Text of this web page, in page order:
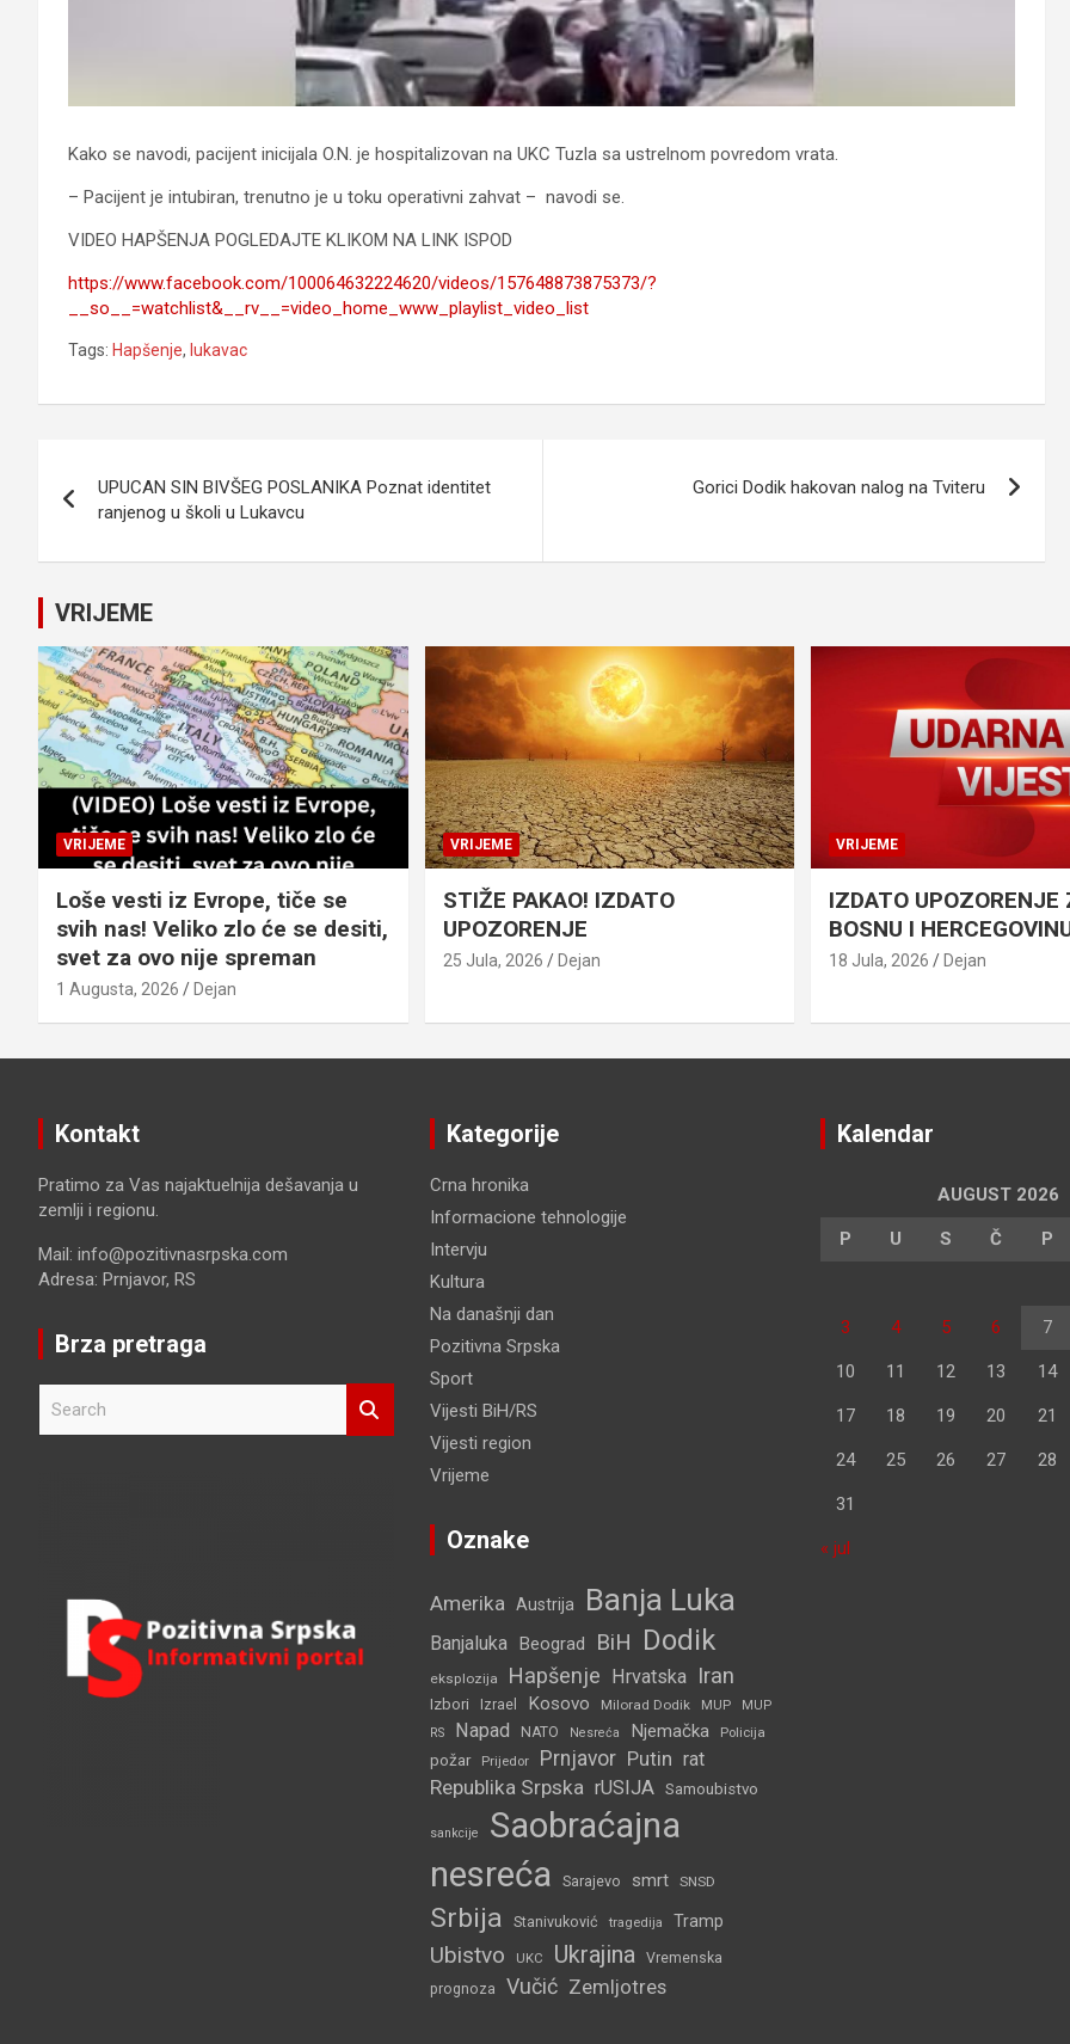
Kako se navodi, pacijent inicijala O.N. je hospitalizovan na UKC Tuzla sa ustrelnom povredom vrata.
– Pacijent je intubiran, trenutno je u toku operativni zahvat – navodi se.
VIDEO HAPŠENJA POGLEDAJTE KLIKOM NA LINK ISPOD
https://www.facebook.com/100064632224620/videos/157648873875373/?
__so__=watchlist&__rv__=video_home_www_playlist_video_list
Tags: Hapšenje, lukavac
članaka
UPUCAN SIN BIVŠEG POSLANIKA Poznat identitet
ranjenog u školi u Lukavcu
Gorici Dodik hakovan nalog na Tviteru
VRIJEME
VRIJEME
Loše vesti iz Evrope, tiče se
svih nas! Veliko zlo će se desiti,
svet za ovo nije spreman
1 Augusta, 2026 Dejan
VRIJEME
STIŽE PAKAO! IZDATO
UPOZORENJE
25 Jula, 2026 Dejan
VRIJEME
IZDATO UPOZORENJE
BOSNU I
18 Jula, 2026 Dejan
Kontakt
Pratimo za Vas najaktuelnija dešavanja u
zemlji i regionu.
Mail: info@pozitivnasrpska.com
Adresa: Prnjavor, RS
Brza pretraga
Kategorije
Crna hronika
Informacione tehnologije
Intervju
Kultura
Na današnji dan
Pozitivna Srpska
Sport
Vijesti BiH/RS
Vijesti region
Vrijeme
Oznake
Amerika Austrija Banja Luka
Banjaluka Beograd BiH Dodik
eksplozija Hapšenje Hrvatska Iran
Izbori Izrael Kosovo Milorad Dodik MUP
MUP
RS
Napad NATO Nesreća Njemačka Policija
požar Prijedor Prnjavor Putin rat
Republika Srpska rUSIJA Samoubistvo
sankcije
Saobraćajna
nesreća
Sarajevo smrt SNSD
Srbija Stanivuković tragedija Tramp
Ubistvo UKC Ukrajina
Vremenska
prognoza
Vučić Zemljotres
Kalendar
AUGUST 2026
P U S Č P
3 4 5 6 7
10 11 12 13 14
17 18 19 20 21
24 25 26 27 28
31
« jul